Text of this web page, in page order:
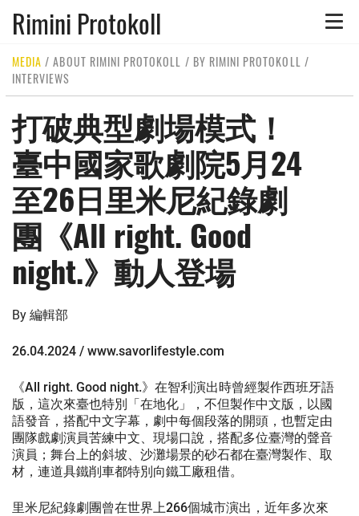
Toggle
Rimini Protokoll
MEDIA /ABOUT RIMINI PROTOKOLL / BY RIMINI PROTOKOLL /
INTERVIEWS
打破典型劇場模式！
臺中國家歌劇院5月24
至26日里米尼紀錄劇
團《All right. Good
night.》動人登場
By 編輯部
26.04.2024 / www.savorlifestyle.com
《All right. Good night.》在智利演出時曾經製作西班牙語
版，這次來臺也特別「在地化」，不但製作中文版，以國
語發音，搭配中文字幕，劇中每個段落的開頭，也暫定由
團隊戲劇演員苦練中文、現場口說，搭配多位臺灣的聲音
演員；舞台上的斜坡、沙灘場景的砂石都在臺灣製作、取
材，連道具鐵削車都特別向鐵工廠租借。
里米尼紀錄劇團曾在世界上266個城市演出，近年多次來